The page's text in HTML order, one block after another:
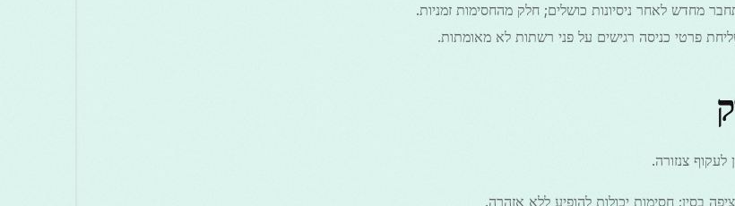
מחדש לאחר ניסיונות כושלים; חלק מהחסימות זמניות.
פרטי כניסה רגישים על פני רשתות לא מאומתות.
לעקוף צנזורה.